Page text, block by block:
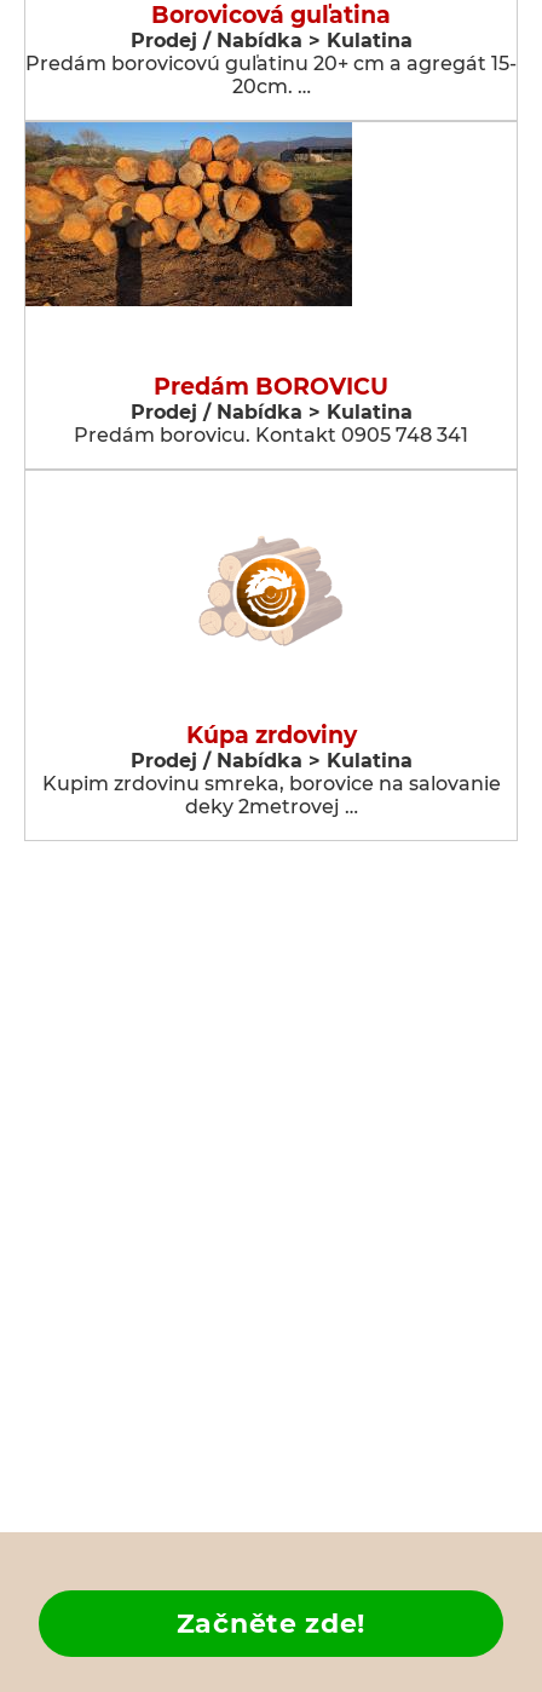
Borovicová guľatina
Prodej / Nabídka > Kulatina
Predám borovicovú guľatinu 20+ cm a agregát 15-
20cm. …
Predám BOROVICU
Prodej / Nabídka > Kulatina
Predám borovicu. Kontakt 0905 748 341
Kúpa zrdoviny
Prodej / Nabídka > Kulatina
Kupim zrdovinu smreka, borovice na salovanie
deky 2metrovej …
Začněte zde!